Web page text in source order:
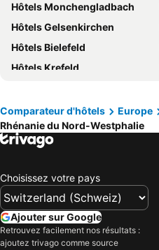
Hôtels Monchengladbach
Hôtels Gelsenkirchen
Hôtels Bielefeld
Hôtels Krefeld
Hôtels Troisdorf
Hôtels Hagen
Hôtels Monschau
Hôtels Siegen
Hôtels Meerbusch
Hôtels Hilden
Comparateur d'hôtels Europe
Rhénanie du Nord-Westphalie
Choisissez votre pays
Ajouter sur Google
Retrouvez facilement nos résultats :
ajoutez trivago comme source